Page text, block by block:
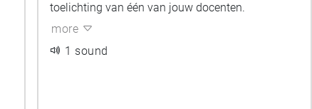
toelichting van één van jouw docenten.
more
1 sound